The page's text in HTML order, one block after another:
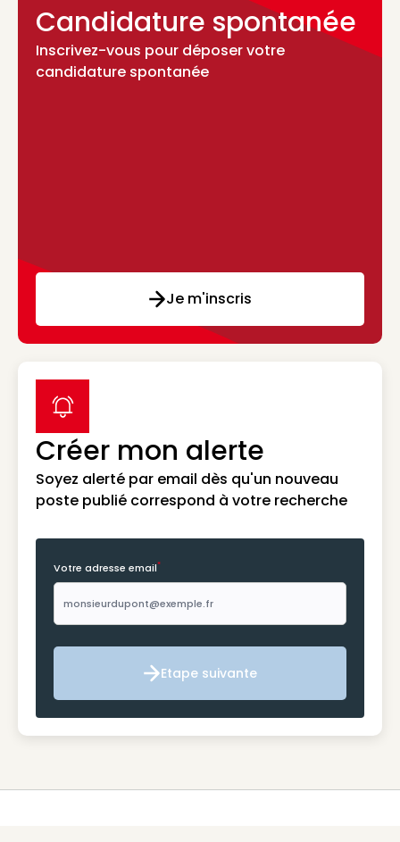
Candidature spontanée
Inscrivez-vous pour déposer votre
candidature spontanée
Je m'inscris
Créer mon alerte
Soyez alerté par email dès qu'un nouveau
poste publié correspond à votre recherche
label icon
Votre adresse email*
Etape suivante
Etape suivante